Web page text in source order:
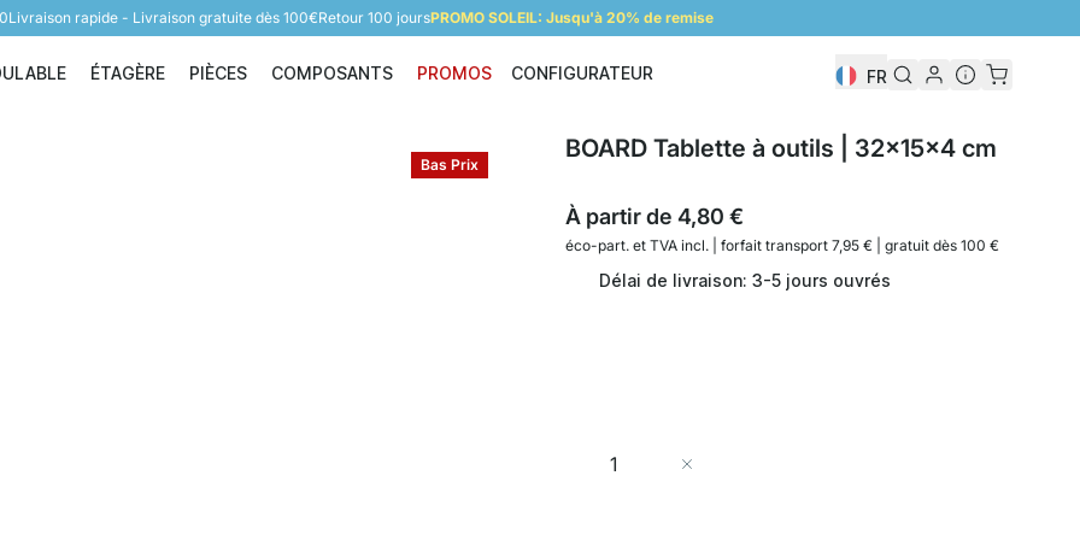
Livraison rapide - Livraison gratuite dès 100€Retour 100 joursPROMO SOLEIL: Jusqu'à 20% de remise
Étagère modulable
ÉTAGÈRE
Étagère
PIÈCES
Pièces
COMPOSANTS
Composants
PROMOS CONFIGURATEUR FR
Bas Prix
BOARD Tablette à outils | 32x15x4 cm
À partir de4,80 €
éco-part. etTVA incl. | forfait transport 7,95 € | gratuit dès 100 €
Délai de livraison: 3-5 jours ouvrés
Quantité